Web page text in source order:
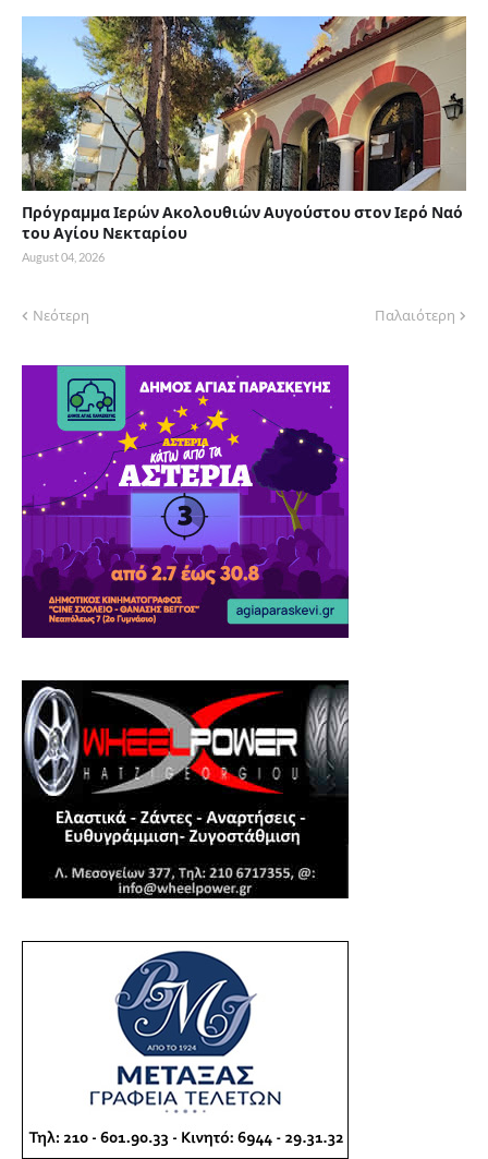
Πρόγραμμα Ιερών Ακολουθιών Αυγούστου στον Ιερό Ναό
του Αγίου Νεκταρίου
August 04, 2026
Νεότερη Παλαιότερη